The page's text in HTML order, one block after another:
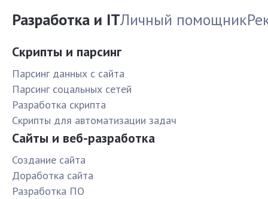
Разработка и ITЛичный помощник
Скрипты и парсинг
Парсинг данных с сайта
Парсинг соцальных сетей
Разработка скрипта
Скрипты для автоматизации задач
Сайты и веб-разработка
Создание сайта
Доработка сайта
Разработка ПО